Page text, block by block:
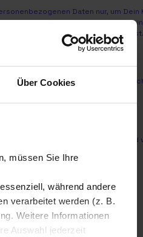
Über Cookies
müssen Sie Ihre
während andere
verarbeitet werden (z. B.
Weitere Informationen
Auswahl jederzeit
Daten nur, um Dein
sowie andere Inhalte
von uns kontaktiert werden möchtest.
dazu, wie wir Deine Privatsphäre
GmbH zu.
Daten speichert und